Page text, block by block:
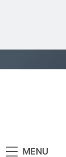
to
MENU